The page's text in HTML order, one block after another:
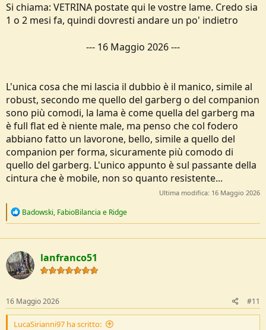
Si chiama: VETRINA postate qui le vostre lame. Credo sia
1 o 2 mesi fa, quindi dovresti andare un po' indietro
--- 16 Maggio 2026---
L'unica cosa che mi lascia il dubbio è il manico, simile al
robust, secondo me quello del garberg o del companion
sono più comodi, la lama è come quella del garberg ma
è full flat ed è niente male, ma penso che col fodero
abbiano fatto un lavorone, bello, simile a quello del
companion per forma, sicuramente più comodo di
quello del garberg. L'unico appunto è sul passante della
cintura che è mobile, non so quanto resistente...
Ultima modifica: 16 Maggio 2026
R
c
t
i
o
n
:
Badowski, FabioBilancia e Ridge
lanfranco51
16 Maggio 2026 #11
LucaSirianni97 ha scritto: